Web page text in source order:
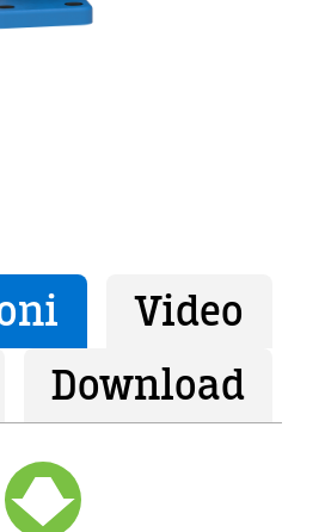
Video
Download